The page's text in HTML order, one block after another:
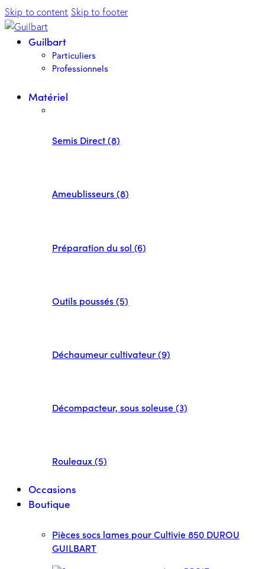
Skip to content Skip to footer
Guilbart
Particuliers
Professionnels
Matériel
Semis Direct (8)
Ameublisseurs (8)
Préparation du sol (6)
Outils poussés (5)
Déchaumeur cultivateur (9)
Décompacteur, sous soleuse (3)
Rouleaux (5)
Occasions
Boutique
Pièces socs lames pour Cultivie 850 DUROU
GUILBART